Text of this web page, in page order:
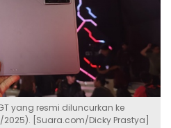
yang resmi diluncurkan ke
[Suara.com/Dicky Prastya]